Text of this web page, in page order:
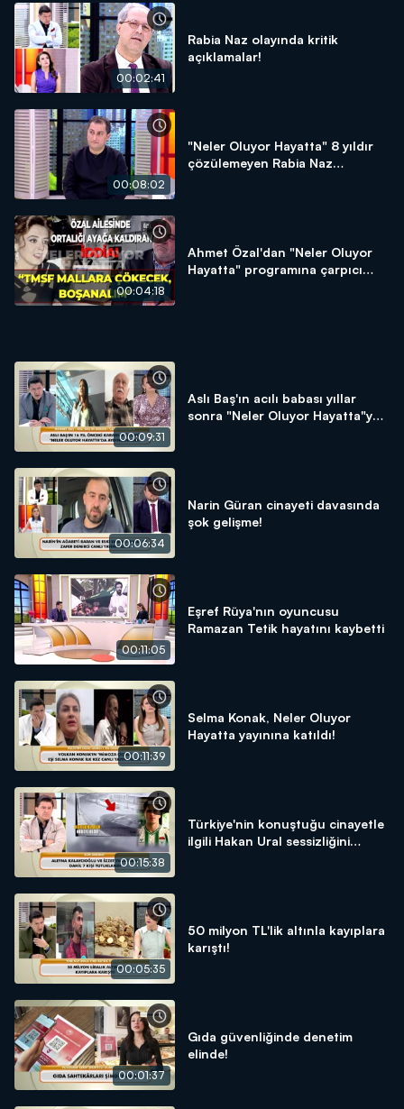
00:02:41
Rabia Naz olayında kritik
açıklamalar!
00:08:02
"Neler Oluyor Hayatta" 8 yıldır
çözülemeyen Rabia Naz
00:04:18
Ahmet Özal'dan "Neler Oluyor
Hayatta" programına çarpıcı
00:09:31
Aslı Baş'ın acılı babası yıllar
sonra "Neler Oluyor Hayatta"ya
00:06:34
Narin Güran cinayeti davasında
şok gelişme!
00:11:05
Eşref Rüya'nın oyuncusu
Ramazan Tetik hayatını kaybetti
00:11:39
Selma Konak, Neler Oluyor
Hayatta yayınına katıldı!
00:15:38
Türkiye'nin konuştuğu cinayetle
ilgili Hakan Ural sessizliğini
00:05:35
50 milyon TL'lik altınla kayıplara
karıştı!
00:01:37
Gıda güvenliğinde denetim
elinde!